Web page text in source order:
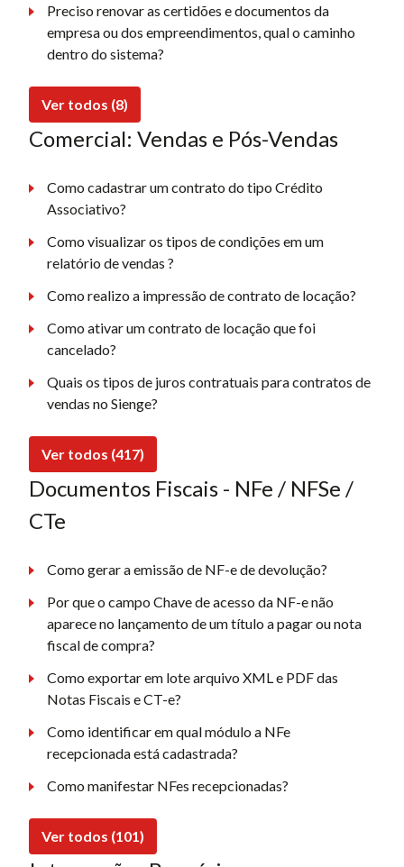
Preciso renovar as certidões e documentos da
empresa ou dos empreendimentos, qual o caminho
dentro do sistema?
Ver todos (8)
Comercial: Vendas e Pós-Vendas
Como cadastrar um contrato do tipo Crédito
Associativo?
Como visualizar os tipos de condições em um
relatório de vendas ?
Como realizo a impressão de contrato de locação?
Como ativar um contrato de locação que foi
cancelado?
Quais os tipos de juros contratuais para contratos de
vendas no Sienge?
Ver todos (417)
Documentos Fiscais - NFe / NFSe /
CTe
Como gerar a emissão de NF-e de devolução?
Por que o campo Chave de acesso da NF-e não
aparece no lançamento de um título a pagar ou nota
fiscal de compra?
Como exportar em lote arquivo XML e PDF das
Notas Fiscais e CT-e?
Como identificar em qual módulo a NFe
recepcionada está cadastrada?
Como manifestar NFes recepcionadas?
Ver todos (101)